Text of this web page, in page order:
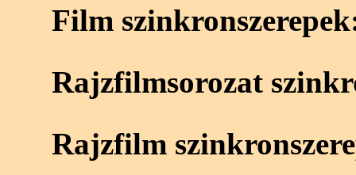
Film
Rajzfilmsorozat
Rajzfilm